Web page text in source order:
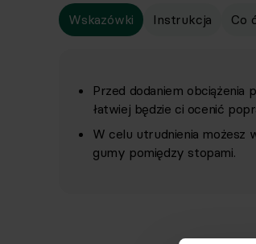
Wskazówki Instrukcja Co
Przed dodaniem
łatwiej będzie ci ocenić
W celu utrudnienia możesz
gumy pomiędzy stopami.